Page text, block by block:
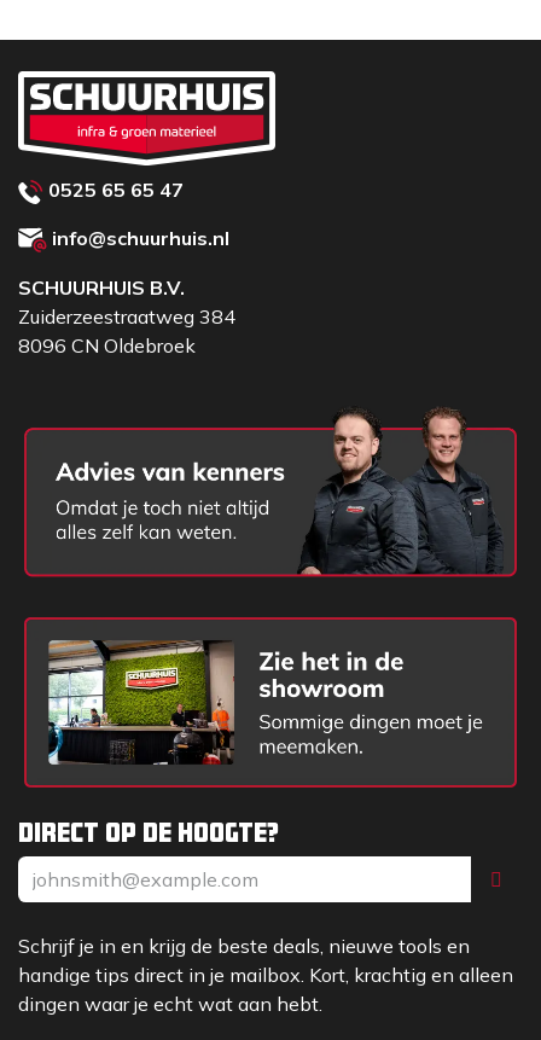
Direct op de hoogte?
Schrijf je in en krijg de beste deals, nieuwe tools en
handige tips direct in je mailbox. Kort, krachtig en alleen
dingen waar je echt wat aan hebt.
0525 65 65 47
info@schuurhuis.nl
SCHUURHUIS B.V.
Zuiderzeestraatweg 384
8096 CN Oldebroek